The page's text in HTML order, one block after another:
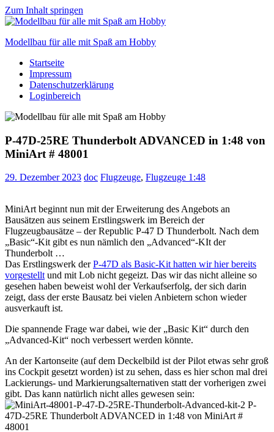
Zum Inhalt springen
Modellbau für alle mit Spaß am Hobby
Scale
modelling
to
Startseite
Impressum
Datenschutzerklärung
Loginbereich
P-47D-25RE Thunderbolt ADVANCED in 1:48 von
MiniArt # 48001
29. Dezember 2023 doc Flugzeuge, Flugzeuge 1:48
MiniArt beginnt nun mit der Erweiterung des Angebots an
Bausätzen aus seinem Erstlingswerk im Bereich der
Flugzeugbausätze – der Republic P-47 D Thunderbolt. Nach dem
„Basic“-Kit gibt es nun nämlich den „Advanced“-KIt der
Thunderbolt …
Das Erstlingswerk derP-47D als Basic-Kit hatten wir hier bereits
vorgestelltund mit Lob nicht gegeizt. Das wir das nicht alleine so
gesehen haben beweist wohl der Verkaufserfolg, der sich darin
zeigt, dass der erste Bausatz bei vielen Anbietern schon wieder
ausverkauft ist.
Die spannende Frage war dabei, wie der „Basic Kit“ durch den
„Advanced-Kit“ noch verbessert werden könnte.
An der Kartonseite (auf dem Deckelbild ist der Pilot etwas sehr groß
ins Cockpit gesetzt worden) ist zu sehen, dass es hier schon mal drei
Lackierungs- und Markierungsalternativen statt der vorherigen zwei
gibt. Das kann natürlich nicht alles gewesen sein: